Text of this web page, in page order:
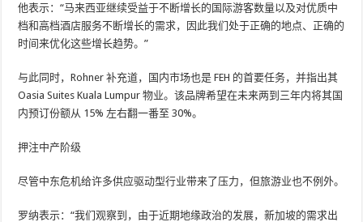
他表示：“马来西亚继续受益于不断增长的国际游客数量以及对优质中
档和高档酒店服务不断增长的需求，因此我们处于正确的地点、正确的
时间来优化这些增长趋势。”
与此同时，Rohner 补充道，国内市场也是 FEH 的首要任务，并指出其
Oasia Suites Kuala Lumpur 物业。该品牌希望在未来两到三年内将其国
内预订份额从 15% 左右翻一番至 30%。
押注中产阶级
尽管中东危机给许多供应驱动型行业带来了压力，但旅游业也不例外。
罗纳表示：“我们观察到，由于近期地缘政治的发展，新加坡的需求出